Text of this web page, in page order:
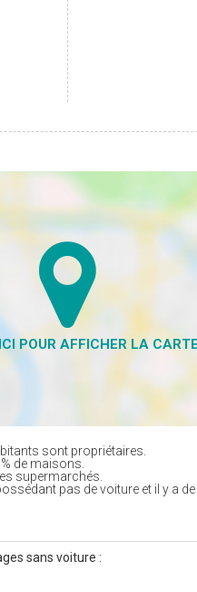
sont propriétaires.
de maisons.
supermarchés.
pas de voiture et il y a
sans voiture :